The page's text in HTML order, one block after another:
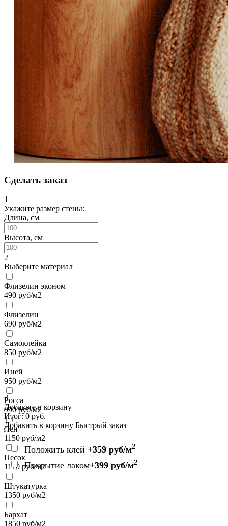
Сделать заказ
1
Укажите размер стены:
Длина, см
Высота, см
2
Выберите материал
Флизелин эконом
490 руб/м2
Флизелин
690 руб/м2
Самоклейка
850 руб/м2
Иней
950 руб/м2
Росса
990руб/м2
Лен
1150 руб/м2
Песок
1170 руб/м2
Штукатурка
1350 руб/м2
Бархат
1850 руб/м2
3
Добавьте в корзину
Итог:0 руб.
Добавить в корзину Быстрый заказ
Положить клей +359 руб/м2
Покрытие лаком+399 руб/м2